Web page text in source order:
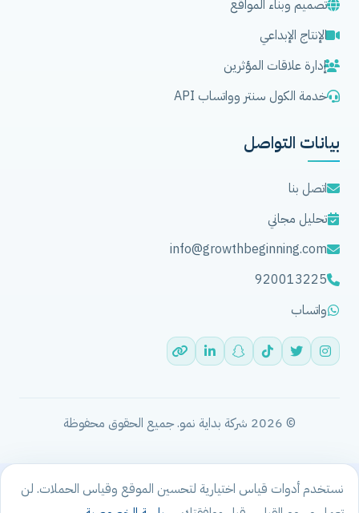
تصميم وبناء المواقع
الإنتاج الإبداعي
إدارة علاقات المؤثرين
خدمة الكول سنتر وواتساب API
بيانات التواصل
اتصل بنا
تحليل مجاني
info@growthbeginning.com
920013225
واتساب
© 2026 شركة بداية نمو. جميع الحقوق محفوظة
نستخدم أدوات قياس اختيارية لتحسين الموقع وقياس الحملات. لن